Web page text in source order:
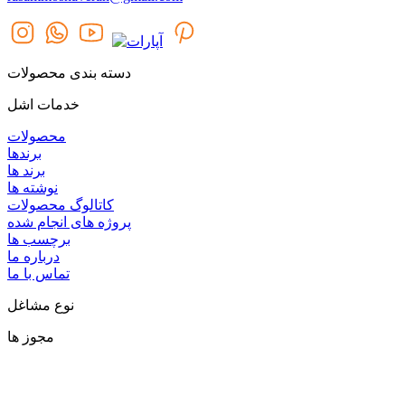
دسته بندی محصولات
خدمات اشل
محصولات
برندها
برند ها
نوشته ها
کاتالوگ محصولات
پروژه های انجام شده
برچسب ها
درباره ما
تماس با ما
نوع مشاغل
مجوز ها